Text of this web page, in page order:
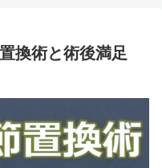
換術と術後満足